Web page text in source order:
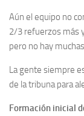
Aún el equipo no
2/3 refuerzos más
pero no hay
La gente siempre
de la tribuna para
Formación inicial